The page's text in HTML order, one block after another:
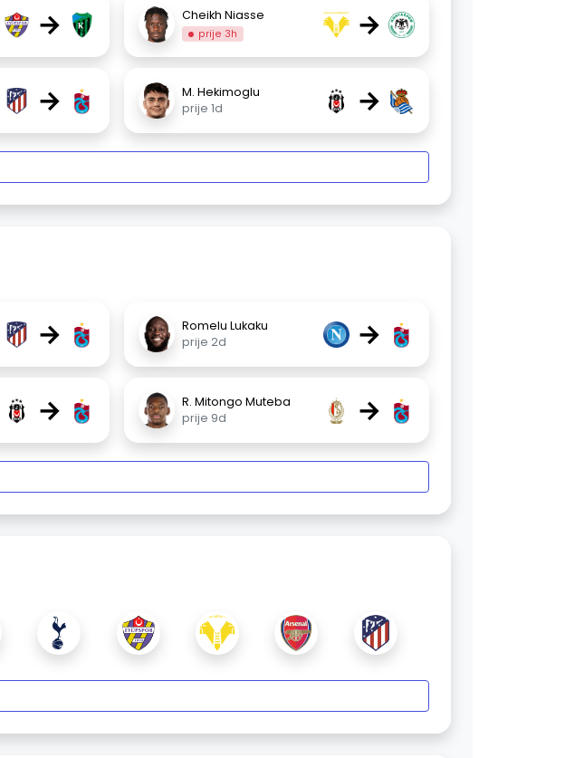
→ Cheikh Niasse
prije 3h →
→
M. Hekimoglu
prije 1d
→
→
Romelu Lukaku
prije 2d
→
→
R. Mitongo Muteba
prije 9d
→